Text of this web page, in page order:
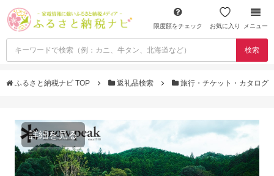
限度額をチェック お気に入り メニュー
検索
ふるさと納税ナビ TOP 返礼品検索 旅行・チケット・カタログ
詳細を見る